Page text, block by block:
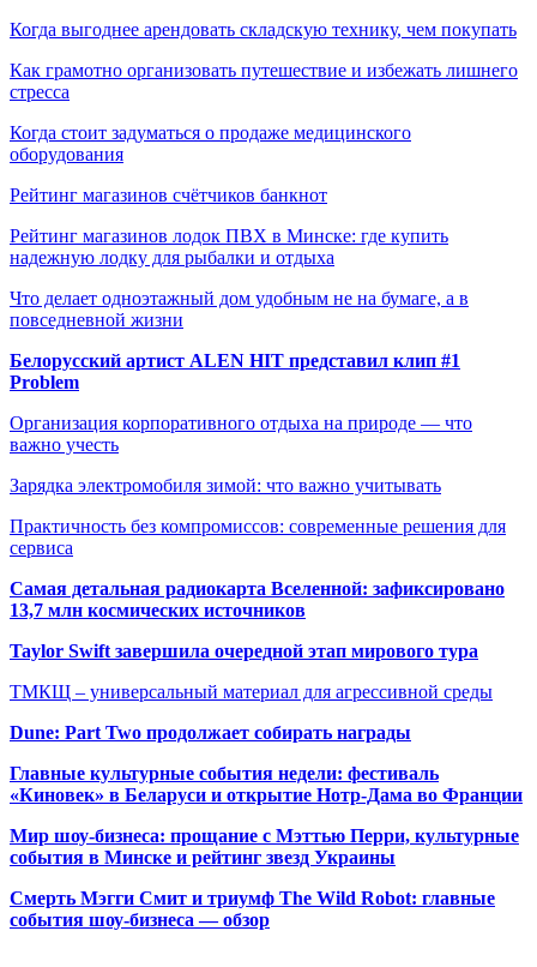
Когда выгоднее арендовать складскую технику, чем покупать
Как грамотно организовать путешествие и избежать лишнего
стресса
Когда стоит задуматься о продаже медицинского
оборудования
Рейтинг магазинов счётчиков банкнот
Рейтинг магазинов лодок ПВХ в Минске: где купить
надежную лодку для рыбалки и отдыха
Что делает одноэтажный дом удобным не на бумаге, а в
повседневной жизни
Белорусский артист ALEN HIT представил клип #1
Problem
Организация корпоративного отдыха на природе — что
важно учесть
Зарядка электромобиля зимой: что важно учитывать
Практичность без компромиссов: современные решения для
сервиса
Самая детальная радиокарта Вселенной: зафиксировано
13,7 млн космических источников
Taylor Swift завершила очередной этап мирового тура
ТМКЩ – универсальный материал для агрессивной среды
Dune: Part Two продолжает собирать награды
Главные культурные события недели: фестиваль
«Киновек» в Беларуси и открытие Нотр-Дама во Франции
Мир шоу-бизнеса: прощание с Мэттью Перри, культурные
события в Минске и рейтинг звезд Украины
Смерть Мэгги Смит и триумф The Wild Robot: главные
события шоу-бизнеса — обзор